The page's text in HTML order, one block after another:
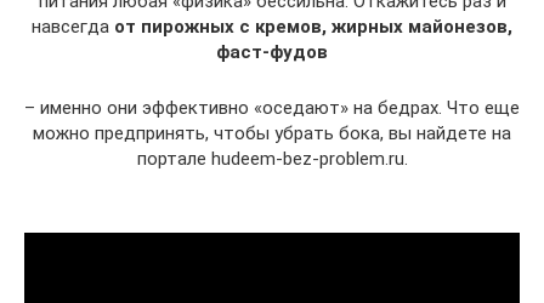
навсегда от пирожных с кремов, жирных майонезов,
фаст-фудов
– именно они эффективно «оседают» на бедрах. Что еще
можно предпринять, чтобы убрать бока, вы найдете на
портале hudeem-bez-problem.ru.